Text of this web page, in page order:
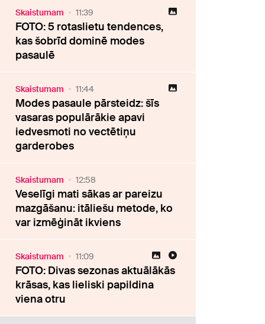
Skaistumam 11:39
FOTO: 5 rotaslietu tendences,
kas šobrīd dominē modes
pasaulē
Skaistumam 11:44
Modes pasaule pārsteidz: šīs
vasaras populārākie apavi
iedvesmoti no vectētiņu
garderobes
Skaistumam 12:58
Veselīgi mati sākas ar pareizu
mazgāšanu: itāliešu metode, ko
var izmēģināt ikviens
Skaistumam 11:09
FOTO: Divas sezonas aktuālākās
krāsas, kas lieliski papildina
viena otru